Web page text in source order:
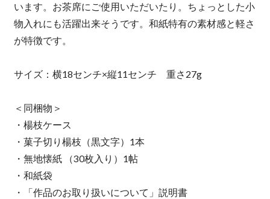
います。お茶席にご使用いただいたり。ちょっとした小
物入れにも活躍出来そうです。和紙特有の素材感と軽さ
が特徴です。
サイズ：横18センチ×縦11センチ 重さ27g
＜同梱物＞
・楊枝ケース
・菓子切り楊枝（黒文字）1本
・無地懐紙 （30枚入り）1帖
・和紙袋
・「作品のお取り扱いについて」説明書